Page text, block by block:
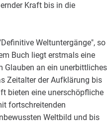
Kraft bis in die
Weltuntergänge", so
Buch liegt erstmals eine
Glauben an ein unerbittliches
Zeitalter der Aufklärung bis
bieten eine unerschöpfliche
fortschreitenden
Weltbild und bis